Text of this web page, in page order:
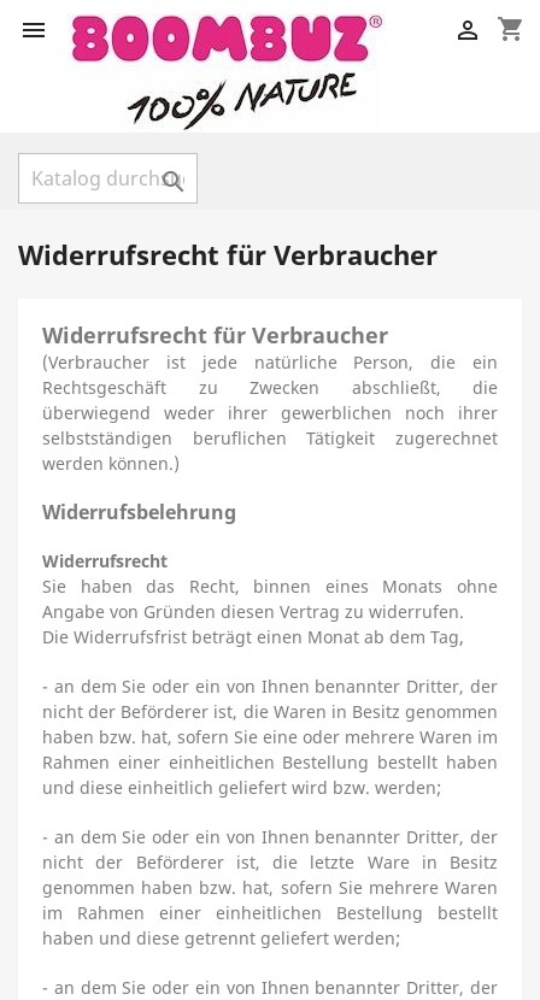
 shopping_cart


Widerrufsrecht für Verbraucher
Widerrufsrecht für Verbraucher
(Verbraucher ist jede natürliche Person, die ein
Rechtsgeschäft zu Zwecken abschließt, die
überwiegend weder ihrer gewerblichen noch ihrer
selbstständigen beruflichen Tätigkeit zugerechnet
werden können.)
Widerrufsbelehrung
Widerrufsrecht
Sie haben das Recht, binnen eines Monats ohne
Angabe von Gründen diesen Vertrag zu widerrufen.
Die Widerrufsfrist beträgt einen Monat ab dem Tag,
- an dem Sie oder ein von Ihnen benannter Dritter, der
nicht der Beförderer ist, die Waren in Besitz genommen
haben bzw. hat, sofern Sie eine oder mehrere Waren im
Rahmen einer einheitlichen Bestellung bestellt haben
und diese einheitlich geliefert wird bzw. werden;
- an dem Sie oder ein von Ihnen benannter Dritter, der
nicht der Beförderer ist, die letzte Ware in Besitz
genommen haben bzw. hat, sofern Sie mehrere Waren
im Rahmen einer einheitlichen Bestellung bestellt
haben und diese getrennt geliefert werden;
- an dem Sie oder ein von Ihnen benannter Dritter, der